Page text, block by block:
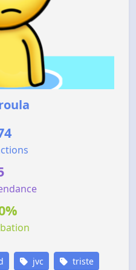
jvc triste